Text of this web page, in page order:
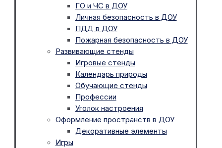
ГО и ЧС в ДОУ
Личная безопасность в ДОУ
ПДД в ДОУ
Пожарная безопасность в ДОУ
Развивающие стенды
Игровые стенды
Календарь природы
Обучающие стенды
Профессии
Уголок настроения
Оформление пространств в ДОУ
Декоративные элементы
Игры